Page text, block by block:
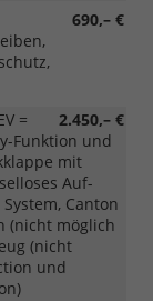
690,– €
2.450,– €
=
Funktion und
mit
Auf-
Canton
(nicht möglich
(nicht
und